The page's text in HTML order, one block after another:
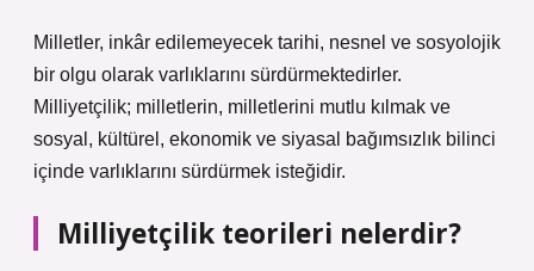
Milletler, inkâr edilemeyecek tarihi, nesnel ve sosyolojik
bir olgu olarak varlıklarını sürdürmektedirler.
Milliyetçilik; milletlerin, milletlerini mutlu kılmak ve
sosyal, kültürel, ekonomik ve siyasal bağımsızlık bilinci
içinde varlıklarını sürdürmek isteğidir.
Milliyetçilik teorileri nelerdir?